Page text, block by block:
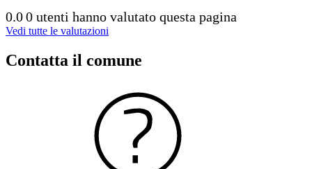
0.00 utenti hanno valutato questa pagina
Vedi tutte le valutazioni
Contatta il comune